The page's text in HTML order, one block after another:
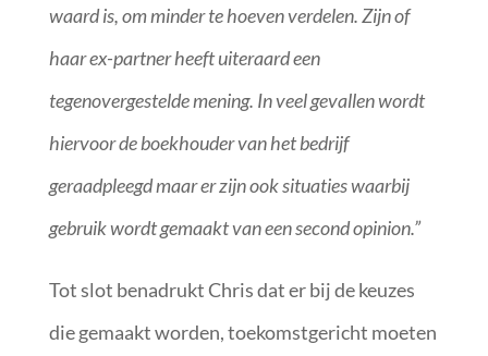
waard is, om minder te hoeven verdelen. Zijn of
haar ex-partner heeft uiteraard een
tegenovergestelde mening. In veel gevallen wordt
hiervoor de boekhouder van het bedrijf
geraadpleegd maar er zijn ook situaties waarbij
gebruik wordt gemaakt van een second opinion.”
Tot slot benadrukt Chris dat er bij de keuzes
die gemaakt worden, toekomstgericht moeten